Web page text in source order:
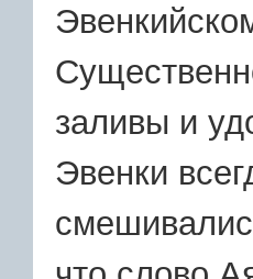
заливы и
Эвенки